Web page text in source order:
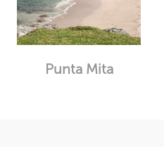
Punta Mita